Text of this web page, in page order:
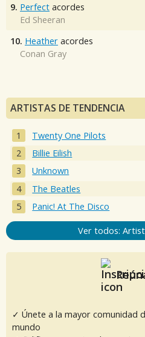
9. Perfect acordes
Ed Sheeran
10. Heather acordes
Conan Gray
ARTISTAS DE TENDENCIA
Twenty One Pilots
Billie Eilish
Unknown
The Beatles
Panic! At The Disco
Ver todos:
✓ Únete a la mayor comunidad
mundo